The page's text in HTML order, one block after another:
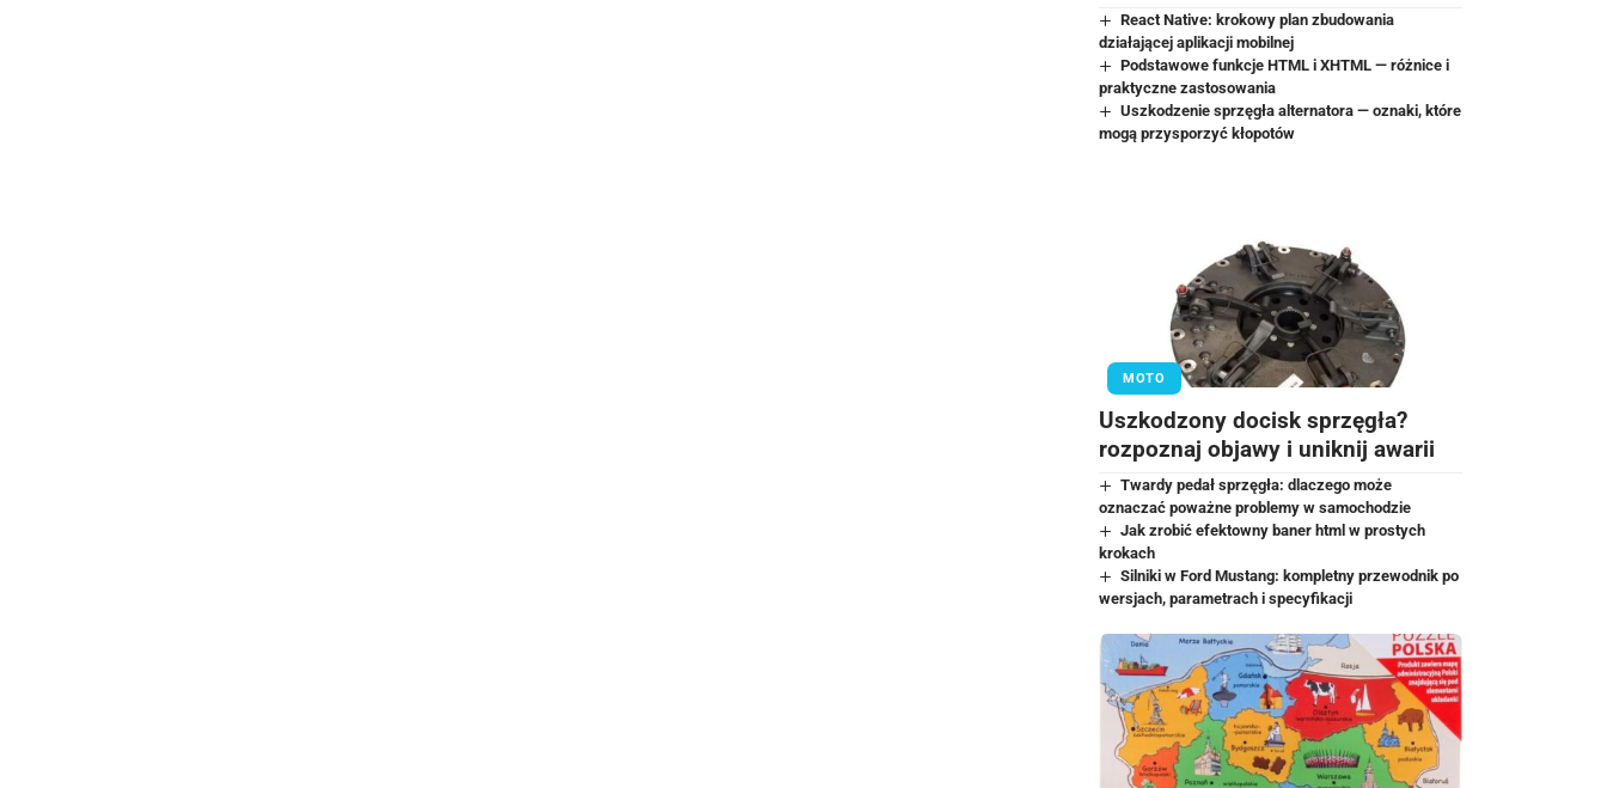
React Native: krokowy plan zbudowania
działającej aplikacji mobilnej
Podstawowe funkcje HTML i XHTML — różnice i
praktyczne zastosowania
Uszkodzenie sprzęgła alternatora — oznaki, które
mogą przysporzyć kłopotów
MOTO
Uszkodzony docisk sprzęgła?
rozpoznaj objawy i uniknij awarii
Twardy pedał sprzęgła: dlaczego może
oznaczać poważne problemy w samochodzie
Jak zrobić efektowny baner html w prostych
krokach
Silniki w Ford Mustang: kompletny przewodnik po
wersjach, parametrach i specyfikacji